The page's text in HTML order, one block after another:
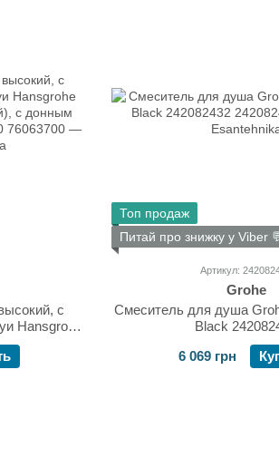
с
Hansgrohe
с донным
Топ продаж
Питай про знижку у Viber
Артикул:
Grohe
Смеситель для душа
Black
6 069 грн